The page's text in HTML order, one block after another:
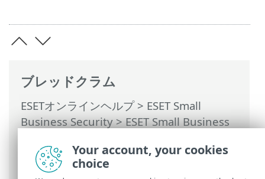
ブレッドクラム
ESETオンラインヘルプ> ESET Small
Business Security>ESET Small Business
ThreatSense> 追加のTHREATSENSEパラメ
ータ
Your account, your cookies
choice